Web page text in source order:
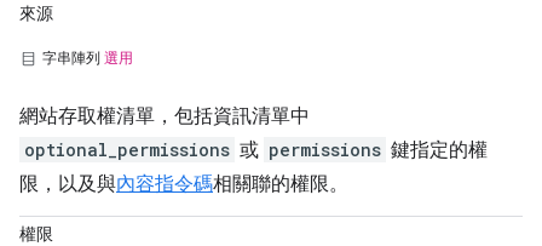
來源
字串陣列 選用
網站存取權清單，包括資訊清單中
optional_permissions 或 permissions 鍵指定的權
限，以及與內容指令碼相關聯的權限。
權限